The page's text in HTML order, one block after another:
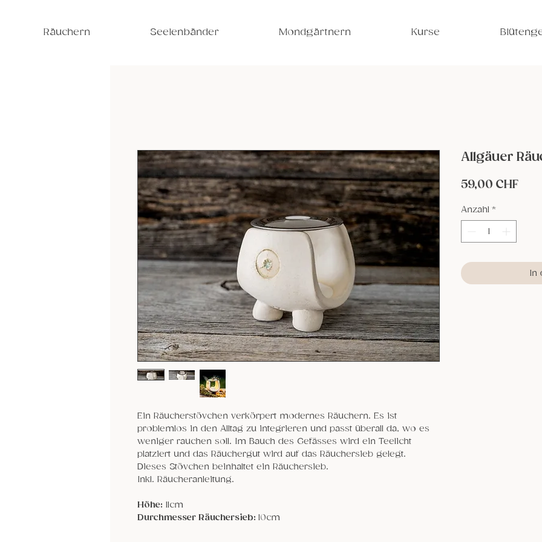
Räuchern Seelenbänder Mondgärtnern Kurse
Ein Räucherstövchen verkörpert modernes Räuchern. Es ist
problemlos in den Alltag zu integrieren und passt überall da, wo es
weniger rauchen soll. Im Bauch des Gefässes wird ein Teelicht
platziert und das Räuchergut wird auf das Räuchersieb gelegt.
Dieses Stövchen beinhaltet ein Räuchersieb.
Inkl. Räucheranleitung.
Höhe: 11cm
Durchmesser Räuchersieb: 10cm
Allgäuer
59,00 CHFPreis
Anzahl *
In